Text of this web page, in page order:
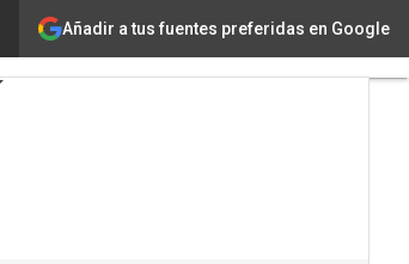
Añadir a tus fuentes preferidas en Google